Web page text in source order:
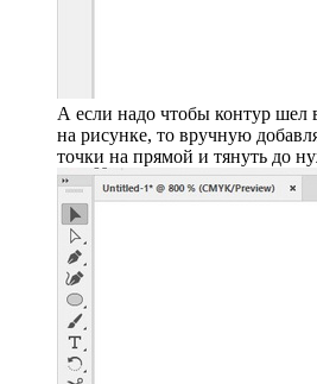
А если надо чтобы контур шел
на рисунке, то вручную
точки на прямой и тянуть до